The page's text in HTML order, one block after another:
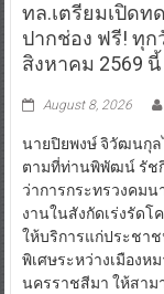
ทล.เตรียมเปิดท
ปากช่อง ฟรี! ทุก
สิงหาคม 2569 นี้
August 8, 2026
นายปิยพงษ์ จิวัฒนกุล
ตามที่ท่านพิพัฒน์ รัช
ว่าการกระทรวงคมน
งานในสังกัดเร่งรัดโ
ให้บริการแก่ประชาช
พิเศษระหว่างเมืองห
นครราชสีมา ให้สาม